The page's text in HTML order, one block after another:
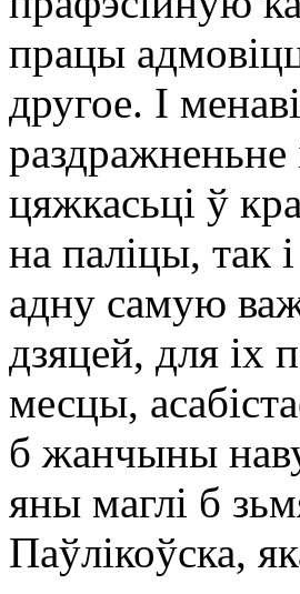
працы
другое. І
цяжкасьці ў
на паліцы, так
адну самую
дзяцей, для іх
месцы,
б жанчыны
яны маглі б
Паўлікоўска,